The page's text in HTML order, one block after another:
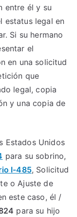
entre él y su
estatus legal en
Si su hermano
el
en una solicitud
que
legal, copia
y una copia de
Estados Unidos
para su sobrino,
I-485, Solicitud
o Ajuste de
este caso, él /
para su hijo